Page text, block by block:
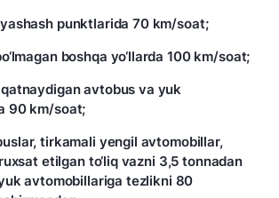
punktlarida 70 km/soat;
boshqa yo‘llarda 100 km/soat;
avtobus va yuk
90 km/soat;
tirkamali yengil avtomobillar,
etilgan to‘liq vazni 3,5 tonnadan
avtomobillariga tezlikni 80